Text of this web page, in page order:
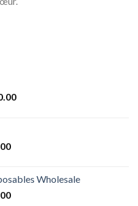
Plage
Plage
€400.00
à
Wholesale
Plage